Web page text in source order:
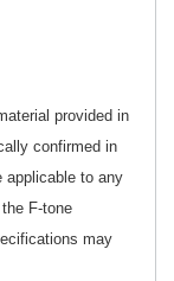
provided in
confirmed in
applicable to any
F-tone
may